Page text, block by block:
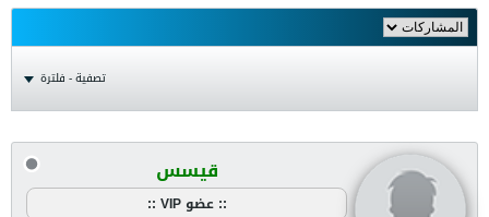
تصفية - فلترة
قيسس
:: عضو VIP ::